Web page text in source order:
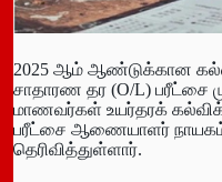
2025 ஆம் ஆண்டுக்கான
சாதாரண தர (O/L) பரீட்சை
மாணவர்கள் உயர்தரக்
பரீட்சை ஆணையாளர் நாயகம்
தெரிவித்துள்ளார்.